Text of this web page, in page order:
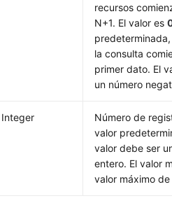
recursos
N+1. El valor es
la consulta
primer dato. El
un número
Integer
Número de
valor
valor debe ser
entero. El valor
valor máximo